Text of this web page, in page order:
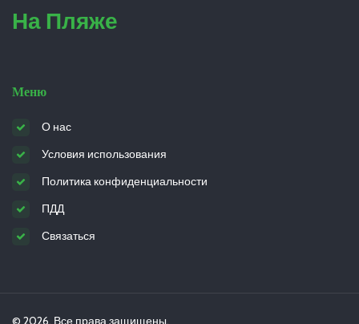
На Пляже
Меню
О нас
Условия использования
Политика конфиденциальности
ПДД
Связаться
© 2026. Все права защищены.